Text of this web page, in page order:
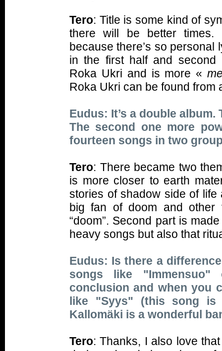
Tero: Title is some kind of
there will be better times.
because there’s so
in the first half and second
Roka Ukri and is more «
Roka Ukri can be found from
Eudus: It’s a double
The second one more
fourteen songs in two
Tero: There became two
is more closer to earth
stories of shadow side of life
big fan of doom and
“doom”. Second part is
heavy songs but also that
Eudus: Is there a
songs like
conclusion and when you
like "Syys" (this song is
Kallomäki is a wonderful
Tero: Thanks, I also love